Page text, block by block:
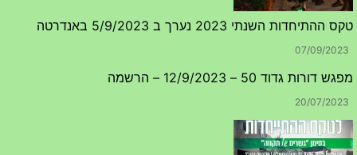
טקס ההתיחדות השנתי 2023 נערך ב 5/9/2023 באנדרטה
07/09/2023
מפגש דורות גדוד 50 – 12/9/2023 – הרשמה
20/07/2023